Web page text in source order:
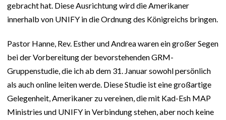
gebracht hat. Diese Ausrichtung wird die Amerikaner
innerhalb von UNIFY in die Ordnung des Königreichs bringen.
Pastor Hanne, Rev. Esther und Andrea waren ein großer Segen
bei der Vorbereitung der bevorstehenden GRM-
Gruppenstudie, die ich ab dem 31. Januar sowohl persönlich
als auch online leiten werde. Diese Studie ist eine großartige
Gelegenheit, Amerikaner zu vereinen, die mit Kad-Esh MAP
Ministries und UNIFY in Verbindung stehen, aber noch keine